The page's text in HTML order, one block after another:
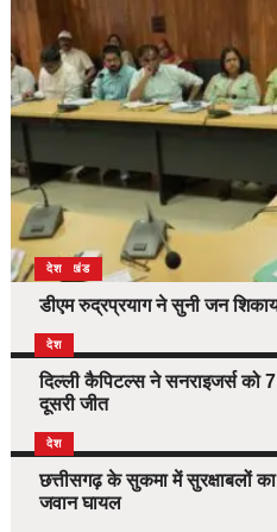
उत्तराखंड
देश
डीएम रुद्रप्रयाग ने सुनी जन
देश
दिल्ली कैपिटल्स ने सनराइजर्स को
दूसरी जीत
देश
छत्तीसगढ़ के सुकमा में सुरक्षाबलों
जवान घायल